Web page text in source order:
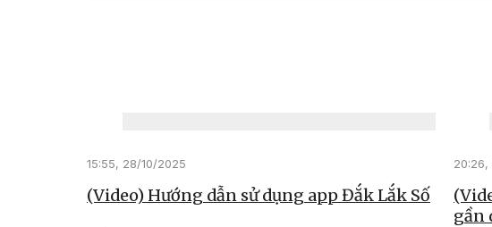
15:55, 28/10/2025
(Video) Hướng dẫn sử dụng app Đắk Lắk Số
20:26,
gần